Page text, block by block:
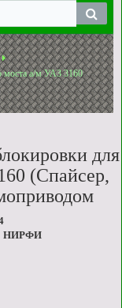
моста а/м УАЗ 3160
для
(Спайсер,
НИРФИ